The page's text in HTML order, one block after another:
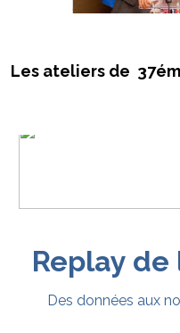
Les ateliers de
Replay de
Des données aux